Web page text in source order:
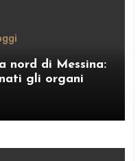
nord di Messina:
gli organi